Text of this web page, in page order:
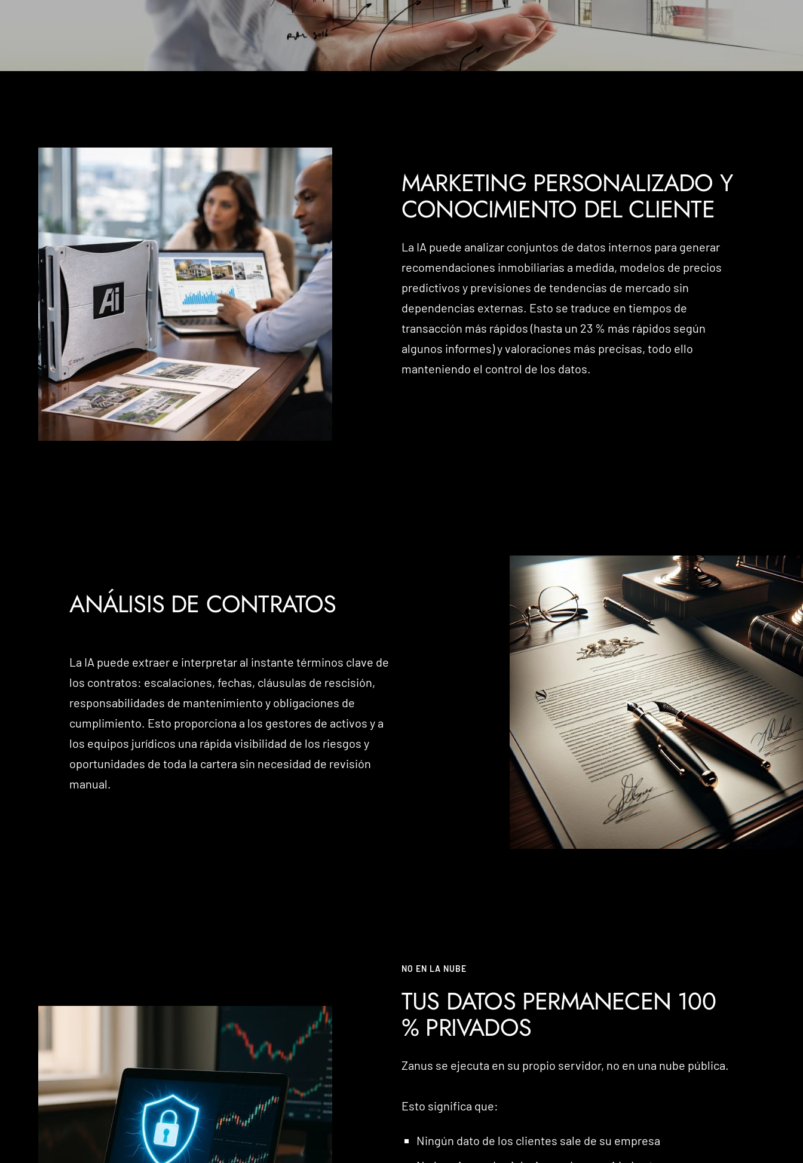
MARKETING PERSONALIZADO Y
CONOCIMIENTO DEL CLIENTE
La IA puede analizar conjuntos de datos internos para generar
recomendaciones inmobiliarias a medida, modelos de precios
predictivos y previsiones de tendencias de mercado sin
dependencias externas. Esto se traduce en tiempos de
transacción más rápidos (hasta un 23 % más rápidos según
algunos informes) y valoraciones más precisas, todo ello
manteniendo el control de los datos.
ANÁLISIS DE CONTRATOS
La IA puede extraer e interpretar al instante términos clave de
los contratos: escalaciones, fechas, cláusulas de rescisión,
responsabilidades de mantenimiento y obligaciones de
cumplimiento. Esto proporciona a los gestores de activos y a
los equipos jurídicos una rápida visibilidad de los riesgos y
oportunidades de toda la cartera sin necesidad de revisión
manual.
NO EN LA NUBE
TUS DATOS PERMANECEN 100
% PRIVADOS
Zanus se ejecuta en su propio servidor, no en una nube pública.
Esto significa que:
Ningún dato de los clientes sale de su empresa